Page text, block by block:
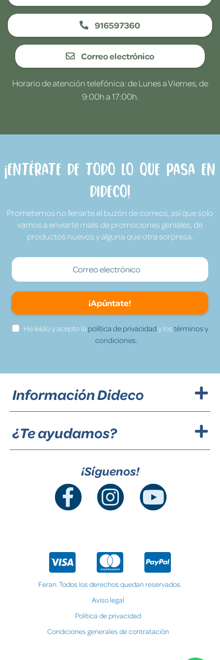
916597360
Correo electrónico
Horario de atención telefónica: de Lunes a Viernes, de
9:00h a 17:00h.
¡Entérate de todo lo que pasa en
Dideco!
Prometemos no llenarte el buzón de correos, así que solo
vamos a enviarte mails de promociones geniales, de
productos nuevos y alguna que otra sorpresa.
¡Apúntate!
He leído y acepto la política de privacidad y lostérminos y
condiciones.
Información Dideco
¿Te ayudamos?
¡Síguenos!
Feran. Todos los derechos quedan reservados.
Aviso legal
Política de privacidad
Condiciones generales de contratación